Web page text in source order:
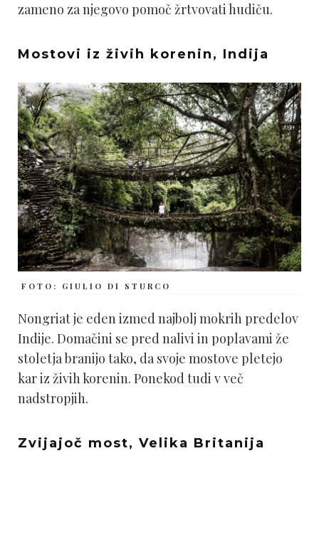
zameno za njegovo pomoč žrtvovati hudiču.
Mostovi iz živih korenin, Indija
FOTO: GIULIO DI STURCO
Nongriat je eden izmed najbolj mokrih predelov
Indije. Domačini se pred nalivi in poplavami že
stoletja branijo tako, da svoje mostove pletejo
kar iz živih korenin. Ponekod tudi v več
nadstropjih.
Zvijajoč most, Velika Britanija